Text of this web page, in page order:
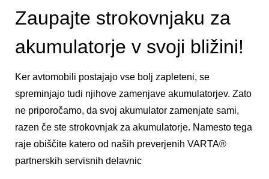
Zaupajte strokovnjaku za
akumulatorje v svoji bližini!
Ker avtomobili postajajo vse bolj zapleteni, se
spreminjajo tudi njihove zamenjave akumulatorjev. Zato
ne priporočamo, da svoj akumulator zamenjate sami,
razen če ste strokovnjak za akumulatorje. Namesto tega
raje obiščite katero od naših preverjenih VARTA®
partnerskih servisnih delavnic